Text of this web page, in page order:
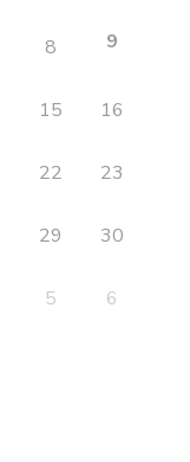
8 9
15 16
22 23
29 30
5 6